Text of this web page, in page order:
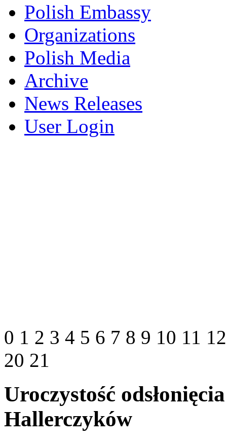
Polish Embassy
Organizations
Polish Media
Archive
News Releases
User Login
0 1 2 3 4 5 6 7 8 9 10 11
20 21
Uroczystość
Hallerczyków